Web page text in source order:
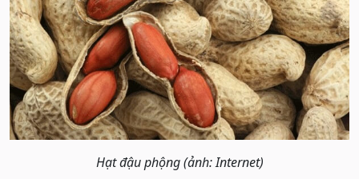
Hạt đậu phộng (ảnh: Internet)